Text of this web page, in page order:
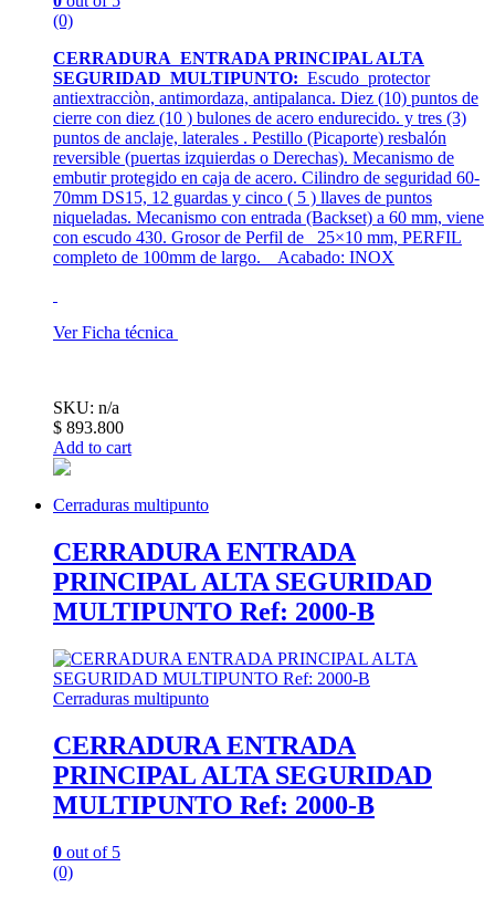
(0)
CERRADURA ENTRADA PRINCIPAL ALTA
SEGURIDAD MULTIPUNTO: Escudo protector
antiextracciòn, antimordaza, antipalanca. Diez (10) puntos de
cierre con diez (10 ) bulones de acero endurecido. y tres (3)
puntos de anclaje, laterales . Pestillo (Picaporte) resbalón
reversible (puertas izquierdas o Derechas). Mecanismo de
embutir protegido en caja de acero. Cilindro de seguridad 60-
70mm DS15, 12 guardas y cinco ( 5 ) llaves de puntos
niqueladas. Mecanismo con entrada (Backset) a 60 mm, viene
con escudo 430. Grosor de Perfil de 25×10 mm, PERFIL
completo de 100mm de largo. Acabado: INOX
Ver Ficha técnica
SKU: n/a
$ 893.800
Add to cart
Cerraduras multipunto
CERRADURA ENTRADA
PRINCIPAL ALTA SEGURIDAD
MULTIPUNTO Ref: 2000-B
Cerraduras multipunto
CERRADURA ENTRADA
PRINCIPAL ALTA SEGURIDAD
MULTIPUNTO Ref: 2000-B
0 out of 5
(0)